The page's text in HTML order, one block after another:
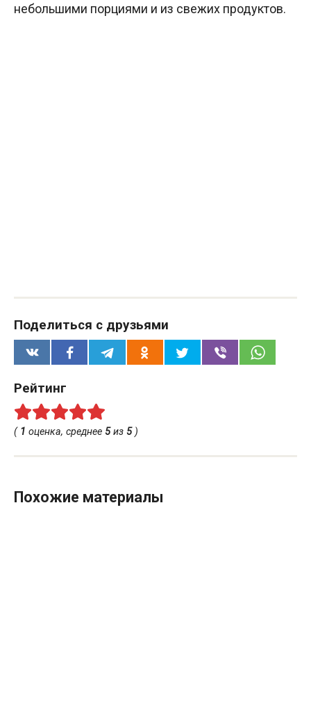
небольшими порциями и из свежих продуктов.
Поделиться с друзьями
Рейтинг
( 1 оценка, среднее 5из 5)
Похожие материалы